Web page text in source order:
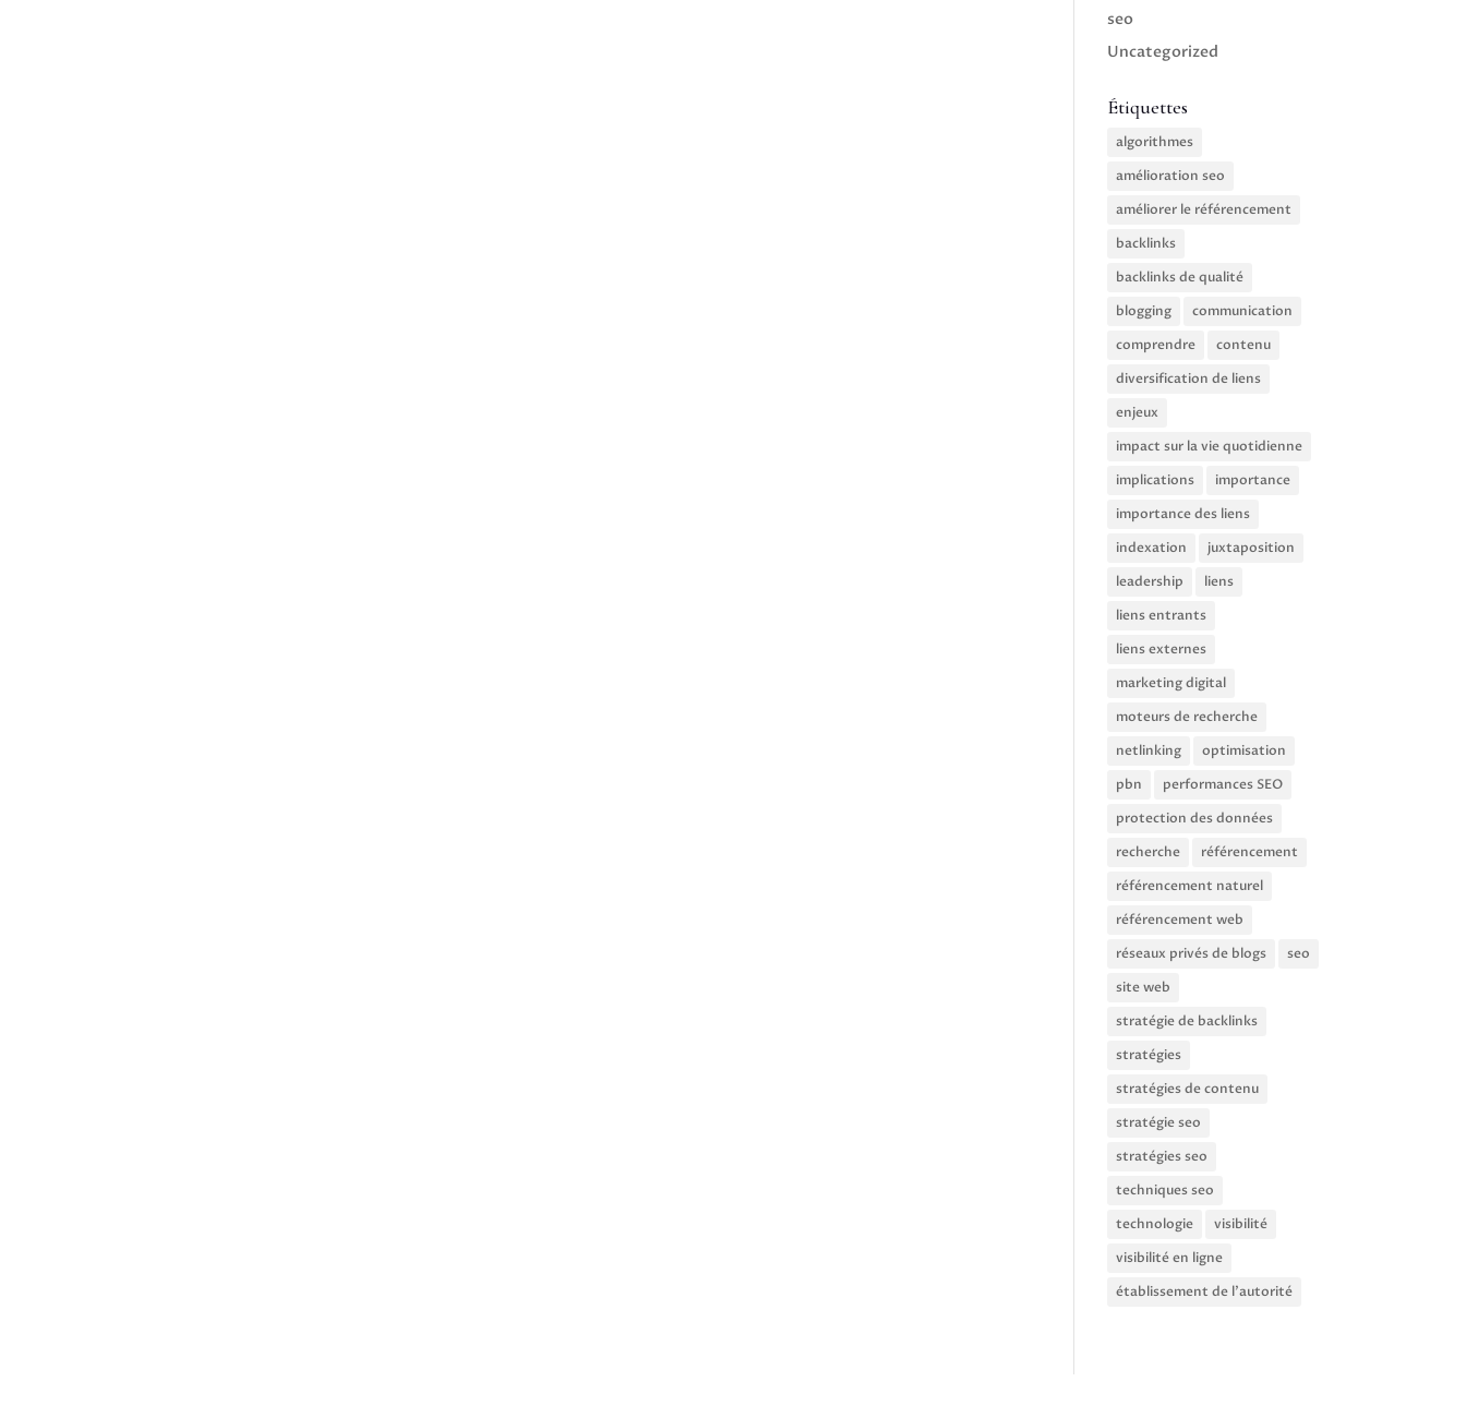
seo
Uncategorized
Étiquettes
algorithmes
amélioration seo
améliorer le référencement
backlinks
backlinks de qualité
blogging
communication
comprendre
contenu
diversification de liens
enjeux
impact sur la vie quotidienne
implications
importance
importance des liens
indexation
juxtaposition
leadership
liens
liens entrants
liens externes
marketing digital
moteurs de recherche
netlinking
optimisation
pbn
performances SEO
protection des données
recherche
référencement
référencement naturel
référencement web
réseaux privés de blogs
seo
site web
stratégie de backlinks
stratégies
stratégies de contenu
stratégie seo
stratégies seo
techniques seo
technologie
visibilité
visibilité en ligne
établissement de l'autorité